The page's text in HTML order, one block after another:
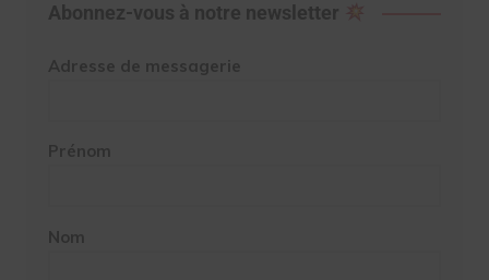
Abonnez-vous à notre newsletter
Adresse de messagerie
Prénom
Nom